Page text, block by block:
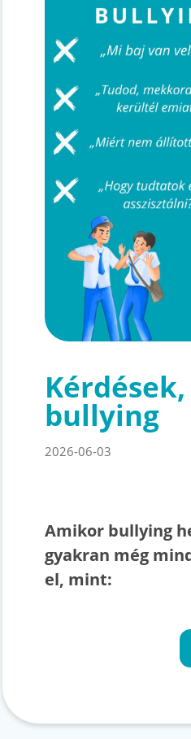
bullying
2026-06-03
Amikor bullying
gyakran még
el, mint: